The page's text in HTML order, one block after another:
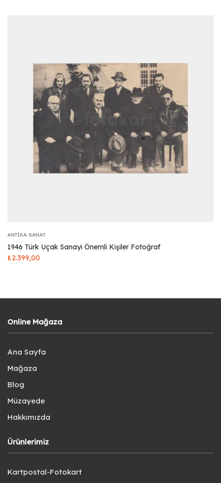
ANTIKA-SANAT
1946 Türk Uçak Sanayi Önemli Kişiler Fotoğraf
₺2.399,00
Online Mağaza
Ana Sayfa
Mağaza
Blog
Müzayede
Hakkımızda
Ürünlerimiz
Kartpostal-Fotokart